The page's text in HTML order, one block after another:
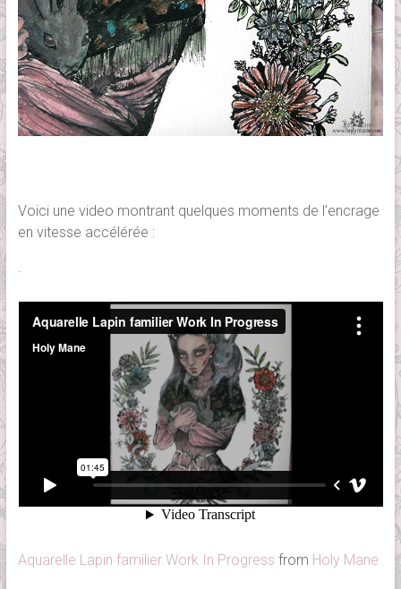
Voici une video montrant quelques moments de l’encrage
en vitesse accélérée :
Aquarelle Lapin familier Work In Progress from Holy Mane